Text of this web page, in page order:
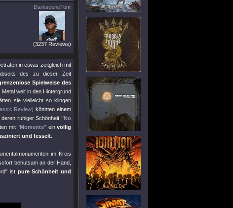
DarksceneTom
(3237 Reviews)
in etwas zeitgleich mit
des zu dieser Zeit
Spielweise des
Metal weit in den Hintergrund
sie vielleicht so klingen
Review) könnten einem
deren ruhiger Schönheit "No
mit"Moments" einvöllig
und fesselt.
im Kreis
behutsam an der Hand,
ist pure Schönheit und